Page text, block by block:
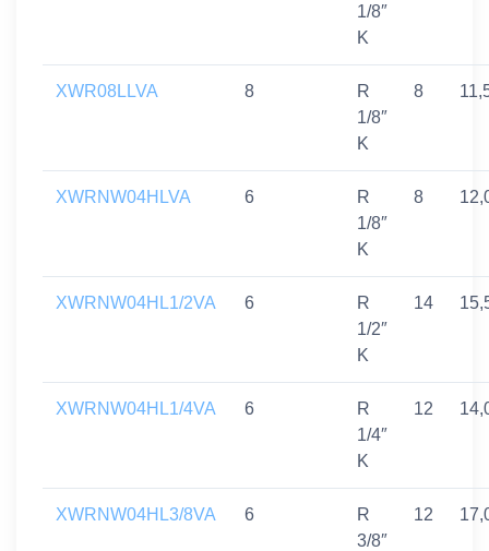
1/8″
K
XWR08LLVA 8
R
1/8″
K
8
XWRNW04HLVA 6
R
1/8″
K
8
XWRNW04HL1/2VA 6
R
1/2″
K
14
XWRNW04HL1/4VA 6
R
1/4″
K
12
XWRNW04HL3/8VA 6
R
3/8″
12